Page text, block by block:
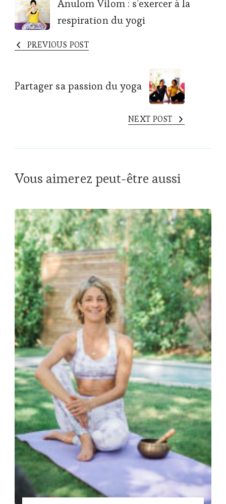
Post
Navigation
Anulom Vilom : s’exercer à la
respiration du yogi
PREVIOUS POST
Partager sa passion du yoga
NEXT POST
Vous aimerez peut-être aussi